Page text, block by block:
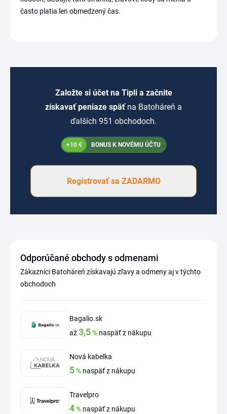
často platia len obmedzený čas.
Založte si účet na Tipli a začnite
získavať peniaze späť na Batoháreň a
ďalších 951 obchodoch.
+10 € BONUS K NOVÉMU ÚČTU
Registrovať sa ZADARMO
Odporúčané obchody s odmenami
Zákazníci Batoháreň získavajú zľavy a odmeny aj v týchto
obchodoch
Bagalio.sk
až3,5% naspäť z nákupu
Nová kabelka
5% naspäť z nákupu
Travelpro
4% naspäť z nákupu